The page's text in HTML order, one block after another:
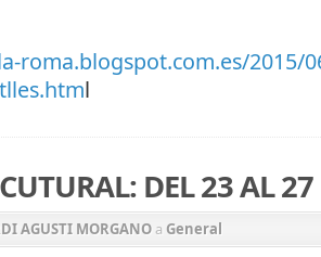
roma.blogspot.com.es/2015/
l
DEL 23 AL
AGUSTI MORGANO a General